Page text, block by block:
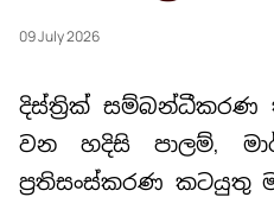
09 July 2026
දිස්ත්‍රික් සම්බන්ධීකරණ
වන හදිසි පාලම්,
ප්‍රතිසංස්කරණ කටයුතු